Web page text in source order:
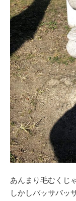
あんまり毛むくじ
しかしバッサバッ